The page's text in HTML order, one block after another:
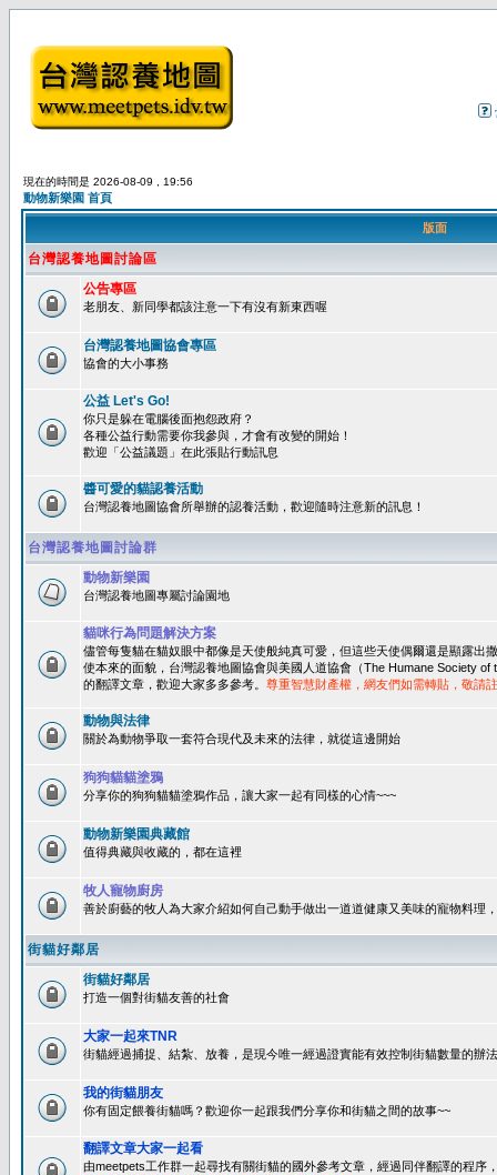
現在的時間是 2026-08-09 , 19:56
動物新樂園 首頁
版面
台灣認養地圖討論區
公告專區
老朋友、新同學都該注意一下有沒有新東西喔
台灣認養地圖協會專區
協會的大小事務
公益 Let's Go!
你只是躲在電腦後面抱怨政府？
各種公益行動需要你我參與，才會有改變的開始！
歡迎「公益議題」在此張貼行動訊息
醬可愛的貓認養活動
台灣認養地圖協會所舉辦的認養活動，歡迎隨時注意新的訊息！
台灣認養地圖討論群
動物新樂園
台灣認養地圖專屬討論園地
貓咪行為問題解決方案
儘管每隻貓在貓奴眼中都像是天使般純真可愛，但這些天使偶爾還是顯露出
使本來的面貌，台灣認養地圖協會與美國人道協會（The Humane Society
的翻譯文章，歡迎大家多多參考。 尊重智慧財產權，網友們如需轉貼，敬請
動物與法律
關於為動物爭取一套符合現代及未來的法律，就從這邊開始
狗狗貓貓塗鴉
分享你的狗狗貓貓塗鴉作品，讓大家一起有同樣的心情~~~
動物新樂園典藏館
值得典藏與收藏的，都在這裡
牧人寵物廚房
善於廚藝的牧人為大家介紹如何自己動手做出一道道健康又美味的寵物料理
街貓好鄰居
街貓好鄰居
打造一個對街貓友善的社會
大家一起來TNR
街貓經過捕捉、結紮、放養，是現今唯一經過證實能有效控制街貓數量的辦
我的街貓朋友
你有固定餵養街貓嗎？歡迎你一起跟我們分享你和街貓之間的故事~~
翻譯文章大家一起看
由meetpets工作群一起尋找有關街貓的國外參考文章，經過同伴翻譯的程序